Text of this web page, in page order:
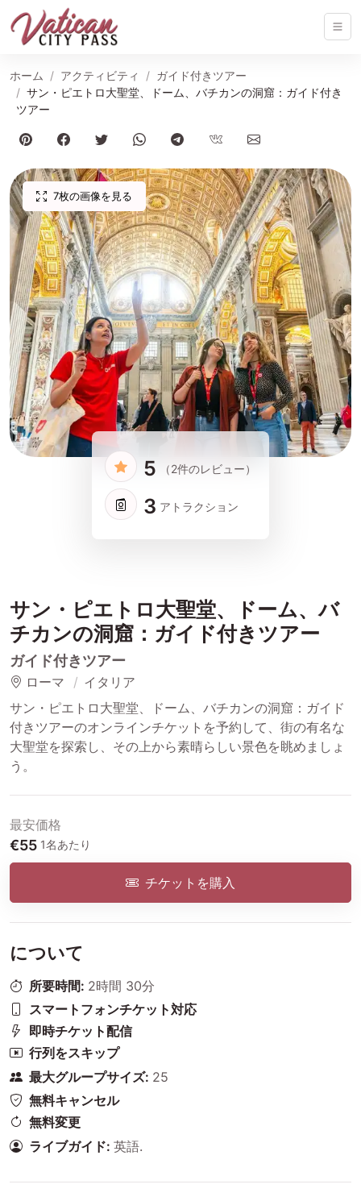
ホーム アクティビティ
ガイド付きツアー
サン・ピエトロ大聖堂、ドーム、バチカンの洞窟：ガイド付き
ツアー
7枚の画像を見る
5 （2件のレビュー）
3 アトラクション
サン・ピエトロ大聖堂、ドーム、バ
チカンの洞窟：ガイド付きツアー
ガイド付きツアー
ローマ
イタリア
サン・ピエトロ大聖堂、ドーム、バチカンの洞窟：ガイド
付きツアーのオンラインチケットを予約して、街の有名な
大聖堂を探索し、その上から素晴らしい景色を眺めましょ
う。
最安価格
€55 1名あたり
チケットを購入
について
所要時間: 2時間 30分
スマートフォンチケット対応
即時チケット配信
行列をスキップ
最大グループサイズ: 25
無料キャンセル
無料変更
ライブガイド: 英語.